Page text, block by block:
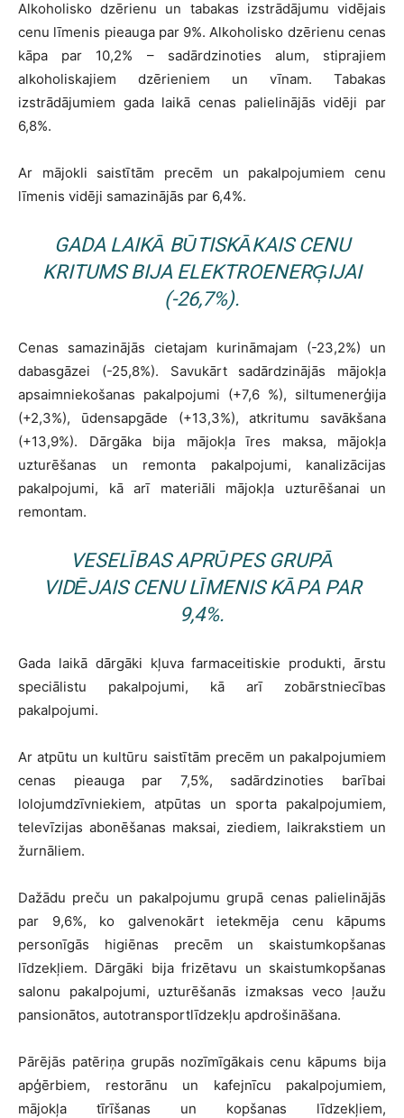
Alkoholisko dzērienu un tabakas izstrādājumu vidējais
cenu līmenis pieauga par 9%. Alkoholisko dzērienu cenas
kāpa par 10,2% – sadārdzinoties alum, stiprajiem
alkoholiskajiem dzērieniem un vīnam. Tabakas
izstrādājumiem gada laikā cenas palielinājās vidēji par
6,8%.
Ar mājokli saistītām precēm un pakalpojumiem cenu
līmenis vidēji samazinājās par 6,4%.
GADA LAIKĀ BŪTISKĀKAIS CENU
KRITUMS BIJA ELEKTROENERĢIJAI
(-26,7%).
Cenas samazinājās cietajam kurināmajam (-23,2%) un
dabasgāzei (-25,8%). Savukārt sadārdzinājās mājokļa
apsaimniekošanas pakalpojumi (+7,6 %), siltumenerģija
(+2,3%), ūdensapgāde (+13,3%), atkritumu savākšana
(+13,9%). Dārgāka bija mājokļa īres maksa, mājokļa
uzturēšanas un remonta pakalpojumi, kanalizācijas
pakalpojumi, kā arī materiāli mājokļa uzturēšanai un
remontam.
VESELĪBAS APRŪPES GRUPĀ
VIDĒJAIS CENU LĪMENIS KĀPA PAR
9,4%.
Gada laikā dārgāki kļuva farmaceitiskie produkti, ārstu
speciālistu pakalpojumi, kā arī zobārstniecības
pakalpojumi.
Ar atpūtu un kultūru saistītām precēm un pakalpojumiem
cenas pieauga par 7,5%, sadārdzinoties barībai
lolojumdzīvniekiem, atpūtas un sporta pakalpojumiem,
televīzijas abonēšanas maksai, ziediem, laikrakstiem un
žurnāliem.
Dažādu preču un pakalpojumu grupā cenas palielinājās
par 9,6%, ko galvenokārt ietekmēja cenu kāpums
personīgās higiēnas precēm un skaistumkopšanas
līdzekļiem. Dārgāki bija frizētavu un skaistumkopšanas
salonu pakalpojumi, uzturēšanās izmaksas veco ļaužu
pansionātos, autotransportlīdzekļu apdrošināšana.
Pārējās patēriņa grupās nozīmīgākais cenu kāpums bija
apģērbiem, restorānu un kafejnīcu pakalpojumiem,
mājokļa tīrīšanas un kopšanas līdzekļiem,